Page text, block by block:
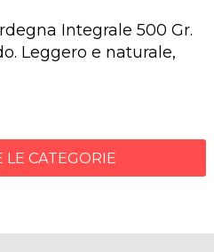
Integrale 500 Gr.
Leggero e naturale,
LE CATEGORIE